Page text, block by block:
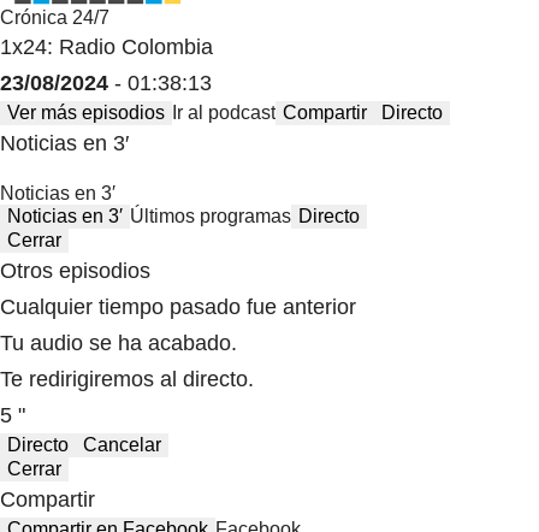
Crónica 24/7
1x24: Radio Colombia
23/08/2024 - 01:38:13
Ver más episodios Ir al podcast Compartir Directo
Noticias en 3′
Noticias en 3′
Noticias en 3′ Últimos programas Directo
Cerrar
Otros episodios
Cualquier tiempo pasado fue anterior
Tu audio se ha acabado.
Te redirigiremos al directo.
5 "
Directo
Cancelar
Cerrar
Compartir